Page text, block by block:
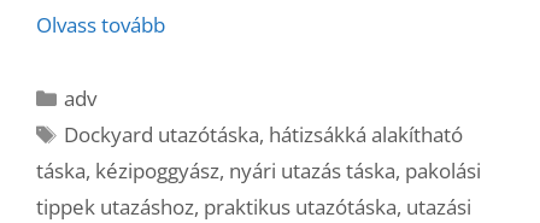
Olvass tovább
Kategória
adv
Címkék
Dockyard utazótáska, hátizsákká alakítható
táska, kézipoggyász, nyári utazás táska, pakolási
tippek utazáshoz, praktikus utazótáska, utazási